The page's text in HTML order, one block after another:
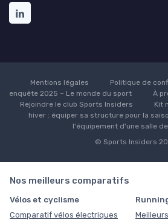
Mentions légales Politique de
enquête 2025 – Le monde du sport
À
Rejoindre le club Sports Insiders
Kit
hiver : équiper sa structure pour la
l'équipement d'une salle
© Sports Insiders
Nos meilleurs comparatifs
Vélos et cyclisme
Comparatif vélos électriques